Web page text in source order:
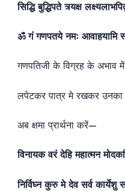
सिद्धि बुद्धिपते त्र्यक्ष
ॐ गं गणपतये नमः आवाहयामि
गणपतिजी के विग्रह के अभाव
लपेटकर पात्र मे रखकर
अब क्षमा प्रार्थना करें—
विनायक वरं देहि महात्मन
निर्विघ्न कुरु मे देव सर्व कार्येशु